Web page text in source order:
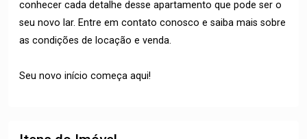
conhecer cada detalhe desse apartamento que pode ser o
seu novo lar. Entre em contato conosco e saiba mais sobre
as condições de locação e venda.
Seu novo início começa aqui!